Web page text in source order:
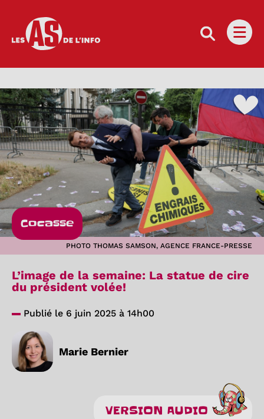
Les as de l'info
Cocasse
PHOTO THOMAS SAMSON, AGENCE FRANCE-PRESSE
L’image de la semaine: La statue de cire
du président volée!
Publié le 6 juin 2025 à 14h00
Marie Bernier
VERSION AUDIO